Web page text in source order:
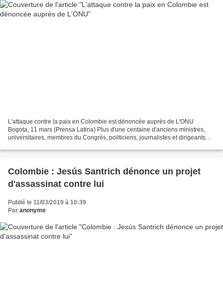
L'attaque contre la paix en Colombie est dénoncée auprès de L'ONU
Bogota, 11 mars (Prensa Latina) Plus d'une centaine d'anciens ministres,
universitaires, membres du Congrès, politiciens, journalistes et dirigeants
Colombie : Jesús Santrich dénonce un projet
d'assassinat contre lui
Publié le 11/03/2019 à 10:39
Par anonyme